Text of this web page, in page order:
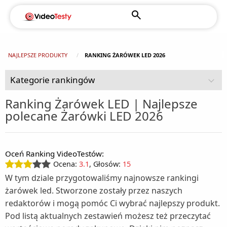
NAJLEPSZE PRODUKTY RANKING ŻARÓWEK LED 2026
Kategorie rankingów
AGD (92)
Chłodziarko - zamrażarki wolnostojące (1)
Kuchenki do zabudowy (2)
Kuchnie wolnostojące (5)
Lodówki do zabudowy (5)
Lodówki wolnostojące (16)
Dom i ogród (108)
Agregaty prądotwórcze (1)
Alarmy (1)
Baseny ogrodowe (4)
Ciśnieniomierze (2)
Drobne AGD do higieny i pielęgnacji (49)
Depilatory (3)
Elektryczne pilniki do stóp (1)
Golarki (3)
Drobne AGD do kuchni i domu (125)
Akcesoria kuchenne (1)
Automaty do popcornu (1)
Fotografia i filmowanie (16)
Aparaty fotograficzne (6)
Gry i konsole (11)
Ranking Żarówek LED | Najlepsze
polecane Żarówki LED 2026
Oceń Ranking VideoTestów:
Ocena: 3.1 , Głosów: 15
W tym dziale przygotowaliśmy najnowsze rankingi
żarówek led. Stworzone zostały przez naszych
redaktorów i mogą pomóc Ci wybrać najlepszy produkt.
Pod listą aktualnych zestawień możesz też przeczytać